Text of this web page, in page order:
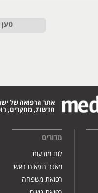
טען
אתר הרפואה של
חדשות, מחקרים,
מדורים
לוח מודעות
מאגר רופאים ראשי
רפואת משפחה